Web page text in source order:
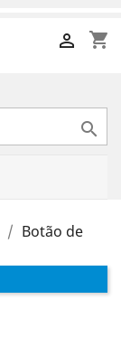
shopping_cart


Botão de